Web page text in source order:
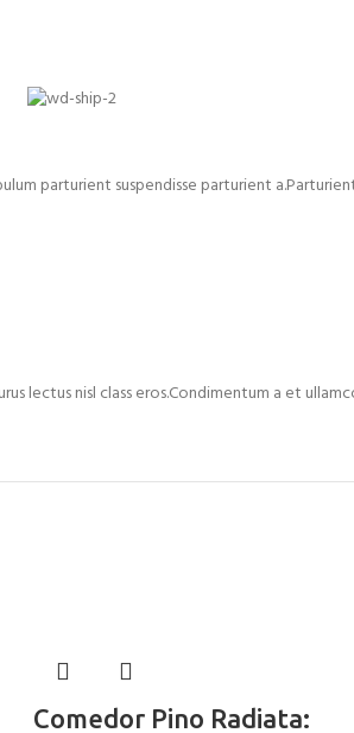
parturient suspendisse parturient
lectus nisl class eros.Condimentum a et
Comedor Pino Radiata: